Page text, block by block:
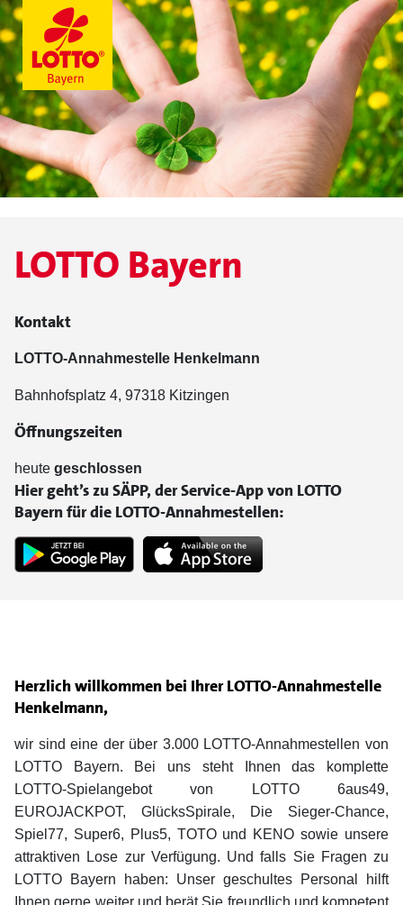
Herzlich willkommen bei Ihrer LOTTO-Annahmestelle
Henkelmann,
wir sind eine der über 3.000 LOTTO-Annahmestellen von
LOTTO Bayern. Bei uns steht Ihnen das komplette
LOTTO-Spielangebot von LOTTO 6aus49,
EUROJACKPOT, GlücksSpirale, Die Sieger-Chance,
Spiel77, Super6, Plus5, TOTO und KENO sowie unsere
attraktiven Lose zur Verfügung. Und falls Sie Fragen zu
LOTTO Bayern haben: Unser geschultes Personal hilft
Ihnen gerne weiter und berät Sie freundlich und kompetent
LOTTO Bayern
Kontakt
LOTTO-Annahmestelle Henkelmann
Bahnhofsplatz 4, 97318 Kitzingen
Öffnungszeiten
heute geschlossen
Hier geht’s zu SÄPP, der Service-App von LOTTO
Bayern für die LOTTO-Annahmestellen: